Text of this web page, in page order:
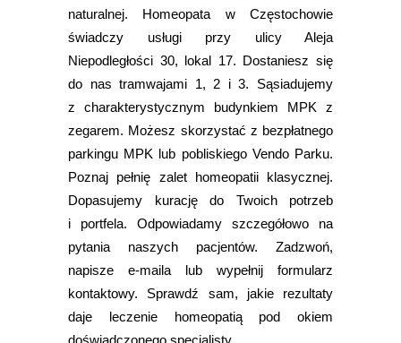
naturalnej. Homeopata w Częstochowie
świadczy usługi przy ulicy Aleja
Niepodległości 30, lokal 17. Dostaniesz się
do nas tramwajami 1, 2 i 3. Sąsiadujemy
z charakterystycznym budynkiem MPK z
zegarem. Możesz skorzystać z bezpłatnego
parkingu MPK lub pobliskiego Vendo Parku.
Poznaj pełnię zalet homeopatii klasycznej.
Dopasujemy kurację do Twoich potrzeb
i portfela. Odpowiadamy szczegółowo na
pytania naszych pacjentów. Zadzwoń,
napisze e-maila lub wypełnij formularz
kontaktowy. Sprawdź sam, jakie rezultaty
daje leczenie homeopatią pod okiem